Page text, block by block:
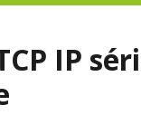
IP